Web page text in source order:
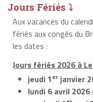
Jours Fériés ⤵
Aux vacances du
fériés aux congés du
les dates :
Jours fériés 2026 à
jeudi 1er janvier
lundi 6 avril 2026